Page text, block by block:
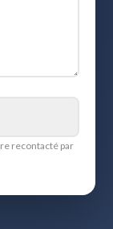
recontacté par